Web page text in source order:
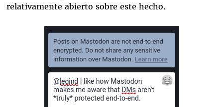
relativamente abierto sobre este hecho.